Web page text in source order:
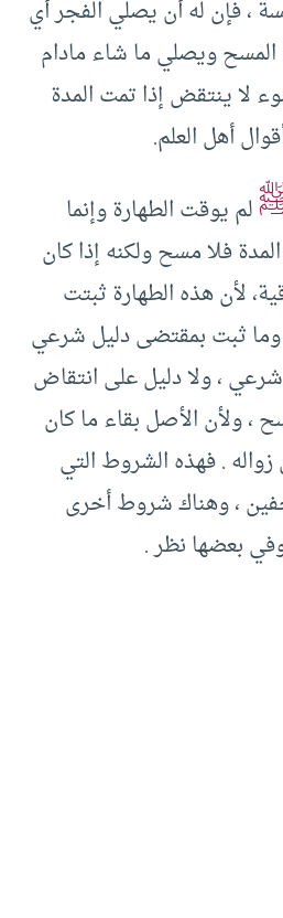
، فإن له أن يصلي الفجر أي
ويصلي ما شاء مادام
لا ينتقض إذا تمت المدة
أهل العلم.
لم يوقت الطهارة وإنما
فلا مسح ولكنه إذا كان
لأن هذه الطهارة ثبتت
ثبت بمقتضى دليل شرعي
شرعي ، ولا دليل على انتقاض
، ولأن الأصل بقاء ما كان
. فهذه الشروط التي
، وهناك شروط أخرى
بعضها نظر .